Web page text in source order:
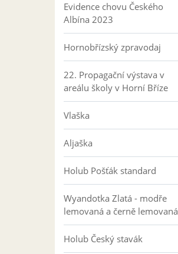
Evidence chovu Českého
Albína 2023
Hornobřízský zpravodaj
22. Propagační výstava v
areálu školy v Horní Bříze
Vlaška
Aljaška
Holub Pošťák standard
Wyandotka Zlatá - modře
lemovaná a černě lemovaná
Holub Český stavák